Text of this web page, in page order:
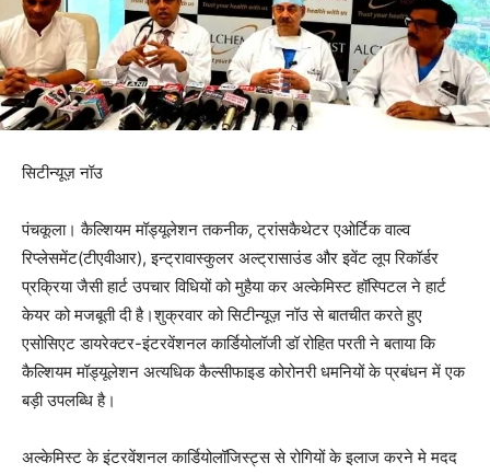
सिटीन्यूज़ नॉउ
पंचकूला। कैल्शियम मॉड्यूलेशन तकनीक, ट्रांसकैथेटर एओर्टिक वाल्व
रिप्लेसमेंट(टीएवीआर), इन्ट्रावास्कुलर अल्ट्रासाउंड और इवेंट लूप रिकॉर्डर
प्रक्रिया जैसी हार्ट उपचार विधियों को मुहैया कर अल्केमिस्ट हॉस्पिटल ने हार्ट
केयर को मजबूती दी है।शुक्रवार को सिटीन्यूज़ नॉउ से बातचीत करते हुए
एसोसिएट डायरेक्टर-इंटरवेंशनल कार्डियोलॉजी डॉ रोहित परती ने बताया कि
कैल्शियम मॉड्यूलेशन अत्यधिक कैल्सीफाइड कोरोनरी धमनियों के प्रबंधन में एक
बड़ी उपलब्धि है।
अल्केमिस्ट के इंटरवेंशनल कार्डियोलॉजिस्ट्स से रोगियों के इलाज करने मे मदद